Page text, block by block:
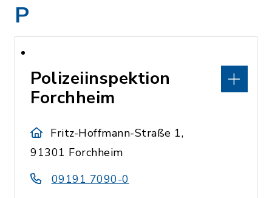
P
Polizeiinspektion
Forchheim
Fritz-Hoffmann-Straße 1,
91301 Forchheim
09191 7090-0